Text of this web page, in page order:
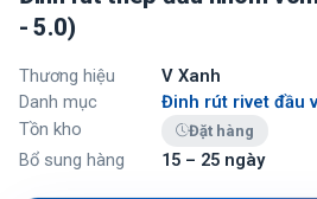
- 5.0)
Thương hiệu
V Xanh
Danh mục
Đinh rút rivet đầu
Tồn kho
Đặt hàng
Bổ sung hàng 15 – 25 ngày